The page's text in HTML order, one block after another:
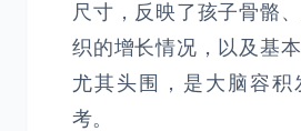
尺寸，反映了孩子骨骼
织的增长情况，以及基本
尤其头围，是大脑容积
考。